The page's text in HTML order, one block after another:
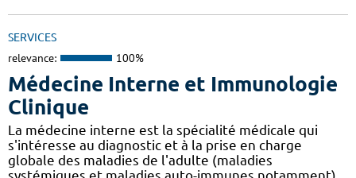
SERVICES
relevance: 100%
Médecine Interne et Immunologie
Clinique
La médecine interne est la spécialité médicale qui
s'intéresse au diagnostic et à la prise en charge
globale des maladies de l'adulte (maladies